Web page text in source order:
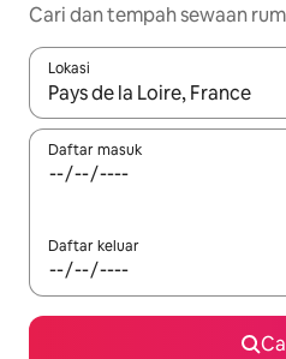
Cari dan tempah sewaan
Lokasi
Apabila hasil tersedia,
Daftar masuk
Daftar keluar